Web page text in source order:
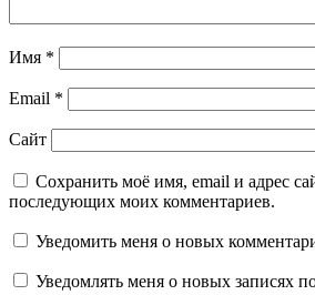
Имя *
Email *
Сайт
Сохранить моё имя, email и адрес
последующих моих комментариев.
Уведомить меня о новых
Уведомлять меня о новых записях